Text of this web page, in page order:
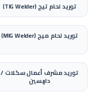
توريدلحام تيج (TIG Welder)
توريدلحام ميج (MIG Welder)
توريدمشرف أعمال سكلات /
داربسين